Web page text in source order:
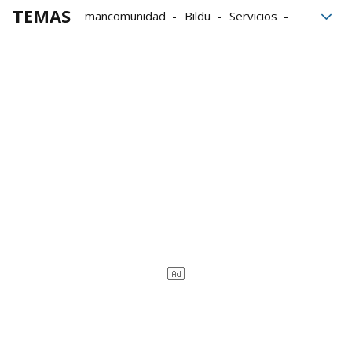
TEMAS mancomunidad Bildu
Servicios